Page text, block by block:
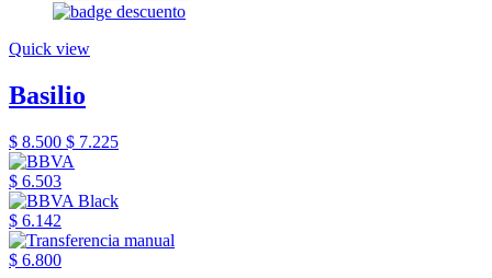
Quick view
Basilio
$ 8.500 $ 7.225
$ 6.503
$ 6.142
$ 6.800